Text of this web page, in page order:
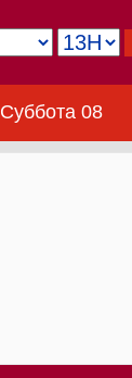
Суббота 08